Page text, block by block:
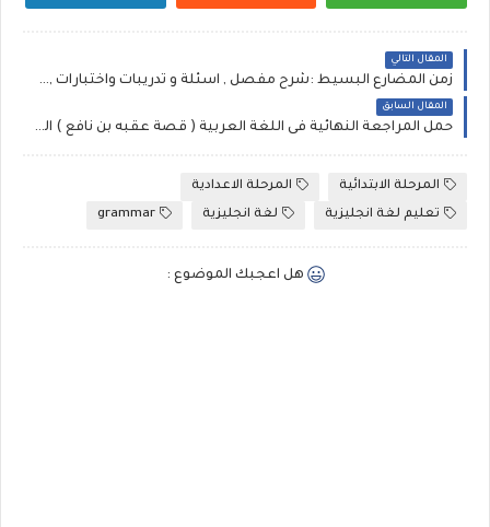
المقال التالي
زمن المضارع البسيط :شرح مفصل , اسئلة و تدريبات واختبارات ,فيديو|| present simple tense
المقال السابق
حمل المراجعة النهائية فى اللغة العربية ( قصة عقبه بن نافع ) الصف الاول الاعدادي أ - احمد فتحى
المرحلة الابتدائية
المرحلة الاعدادية
تعليم لغة انجليزية
لغة انجليزية grammar
هل اعجبك الموضوع :